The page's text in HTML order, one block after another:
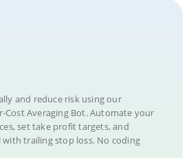
and reduce risk using our
Cost Averaging Bot. Automate your
set take profit targets, and
trailing stop loss. No coding